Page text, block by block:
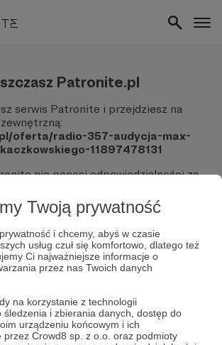
Twoją prywatność
i chcemy, abyś w czasie
usług czuł się komfortowo, dlatego też
Ci najważniejsze informacje o
przez nas Twoich danych
na korzystanie z technologii
śledzenia i zbierania danych, dostęp do
urządzeniu końcowym i ich
przez Crowd8 sp. z o.o. oraz podmioty
Patronite.pl
serwis Patronite i przejdziesz na
oferta/radio-357-audycja-max-
11897478131
nie ponosi odpowiedzialności za
danych logowania ani informacji
adres URL, zanim klikniesz przycisk
strony".
wróć do Patronite i zweryfikuj
kontynuować?